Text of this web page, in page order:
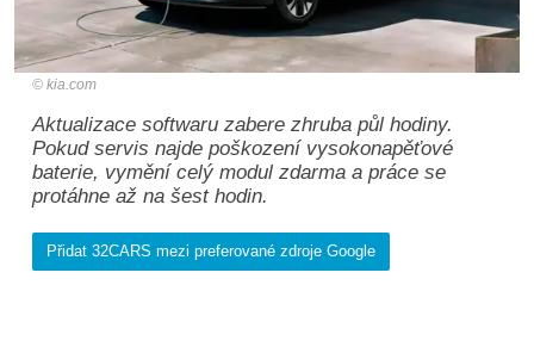
kia.com
Aktualizace softwaru zabere zhruba půl hodiny.
Pokud servis najde poškození vysokonapěťové
baterie, vymění celý modul zdarma a práce se
protáhne až na šest hodin.
Přidat 32CARS mezi preferované zdroje Google